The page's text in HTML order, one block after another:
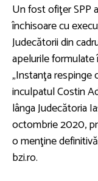
Un fost ofiţer SPP
închisoare cu
Judecătorii din
apelurile formulate
„Instanţa respinge
inculpatul Costin
lânga Judecătoria
octombrie 2020,
o menţine
bzi.ro.